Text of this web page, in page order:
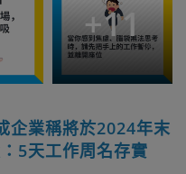
+11
企業稱將於2024年末
5天工作周名存實